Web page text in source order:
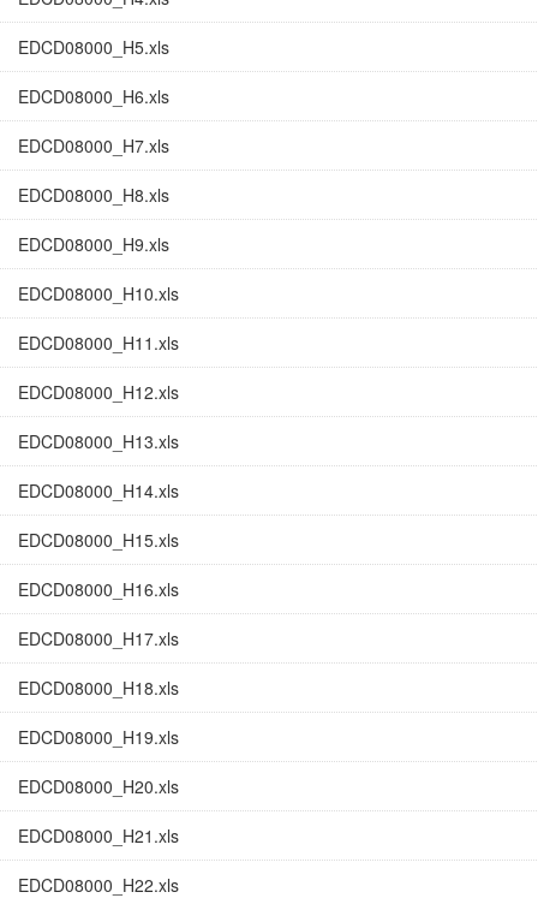
EDCD08000_H5.xls
EDCD08000_H6.xls
EDCD08000_H7.xls
EDCD08000_H8.xls
EDCD08000_H9.xls
EDCD08000_H10.xls
EDCD08000_H11.xls
EDCD08000_H12.xls
EDCD08000_H13.xls
EDCD08000_H14.xls
EDCD08000_H15.xls
EDCD08000_H16.xls
EDCD08000_H17.xls
EDCD08000_H18.xls
EDCD08000_H19.xls
EDCD08000_H20.xls
EDCD08000_H21.xls
EDCD08000_H22.xls